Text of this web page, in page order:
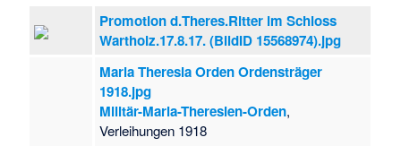
Promotion d.Theres.Ritter im Schloss
Wartholz.17.8.17. (BildID 15568974).jpg
Maria Theresia Orden Ordensträger
1918.jpg
Militär-Maria-Theresien-Orden,
Verleihungen 1918